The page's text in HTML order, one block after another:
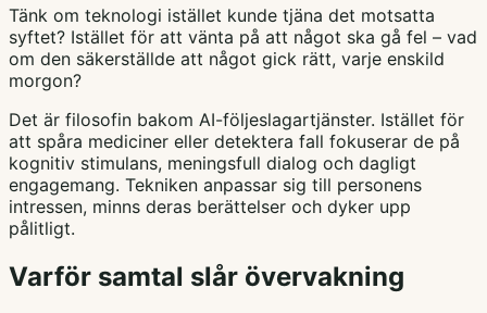
Tänk om teknologi istället kunde tjäna det motsatta
syftet? Istället för att vänta på att något ska gå fel – vad
om den säkerställde att något gick rätt, varje enskild
morgon?
Det är filosofin bakom AI-följeslagartjänster. Istället för
att spåra mediciner eller detektera fall fokuserar de på
kognitiv stimulans, meningsfull dialog och dagligt
engagemang. Tekniken anpassar sig till personens
intressen, minns deras berättelser och dyker upp
pålitligt.
Varför samtal slår övervakning